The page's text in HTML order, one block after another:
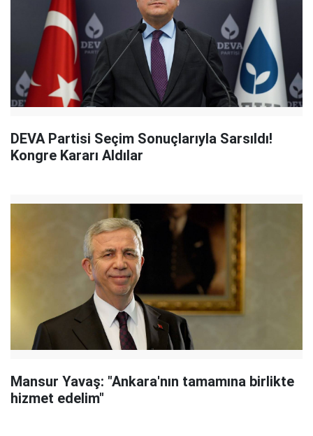
DEVA Partisi Seçim Sonuçlarıyla Sarsıldı!
Kongre Kararı Aldılar
Mansur Yavaş: "Ankara'nın tamamına birlikte
hizmet edelim"